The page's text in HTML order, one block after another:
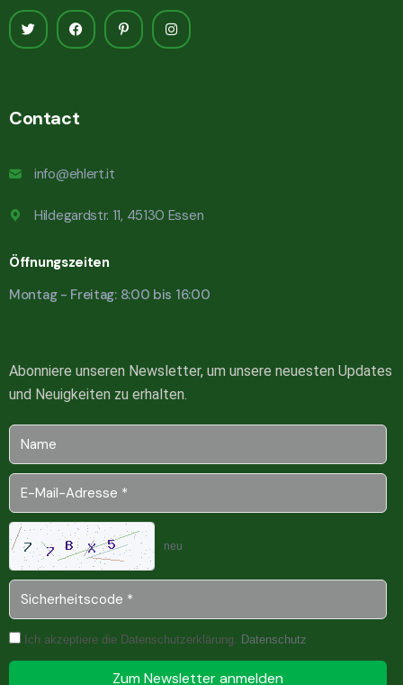
Contact
info@ehlert.it
Hildegardstr. 11, 45130 Essen
Öffnungszeiten
Montag - Freitag: 8:00 bis 16:00
Abonniere unseren Newsletter, um unsere neuesten Updates
und Neuigkeiten zu erhalten.
neu
Ich akzeptiere die Datenschutzerklärung. Datenschutz
Zum Newsletter anmelden